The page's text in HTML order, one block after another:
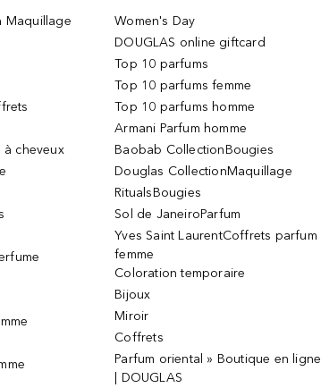
Maquillage
à cheveux
Women's Day
DOUGLAS online giftcard
Top 10 parfums
Top 10 parfums femme
Top 10 parfums homme
Armani Parfum homme
Baobab CollectionBougies
Douglas CollectionMaquillage
RitualsBougies
Sol de JaneiroParfum
Yves Saint LaurentCoffrets parfum
femme
Coloration temporaire
Bijoux
Miroir
Coffrets
Parfum oriental » Boutique en ligne
| DOUGLAS